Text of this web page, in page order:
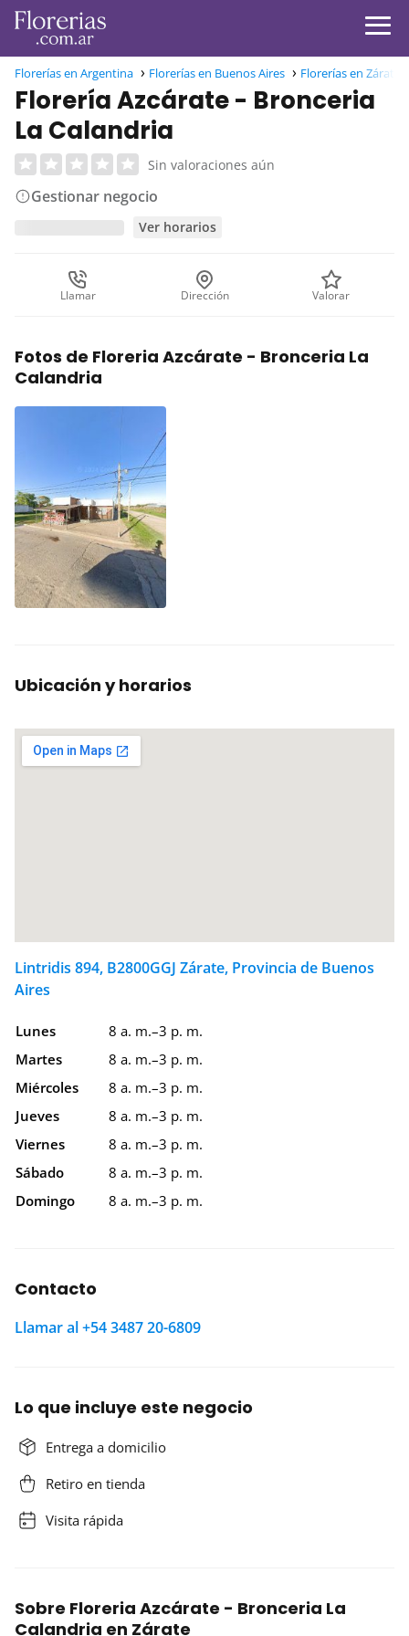
Florerías en Argentina Florerías en Buenos Aires Florerías en Zárate
Florería Azcárate - Bronceria
La Calandria
Sin valoraciones aún
Gestionar negocio
Ver horarios
Llamar Dirección Valorar
Fotos de Floreria Azcárate - Bronceria La
Calandria
Ubicación y horarios
Lintridis 894, B2800GGJ Zárate, Provincia de Buenos
Aires
Lunes
8 a. m.–3 p. m.
Martes
8 a. m.–3 p. m.
Miércoles
8 a. m.–3 p. m.
Jueves
8 a. m.–3 p. m.
Viernes
8 a. m.–3 p. m.
Sábado
8 a. m.–3 p. m.
Domingo
8 a. m.–3 p. m.
Contacto
Llamar al +54 3487 20-6809
Lo que incluye este negocio
Entrega a domicilio
Retiro en tienda
Visita rápida
Sobre Floreria Azcárate - Bronceria La
Calandria en Zárate